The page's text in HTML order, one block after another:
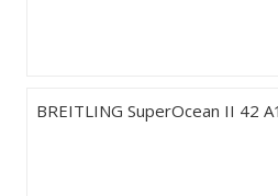
BREITLING SuperOcean II 42